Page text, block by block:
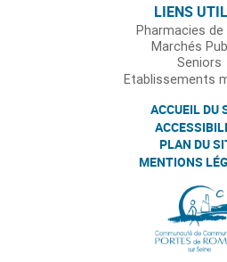
LIENS
Pharmacies de
Marchés
Seniors
Etablissements
ACCUEIL DU
PLAN DU
MENTIONS